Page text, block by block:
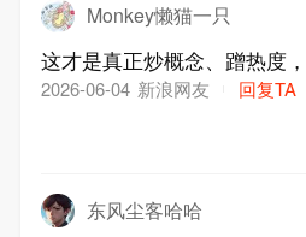
Monkey懒猫一只
这才是真正炒概念、蹭热度
2026-06-04 新浪网友 回复TA
东风尘客哈哈